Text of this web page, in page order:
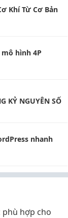
Khí Từ Cơ Bản
hình 4P
KỶ NGUYÊN SỐ
nhanh
phù hợp cho